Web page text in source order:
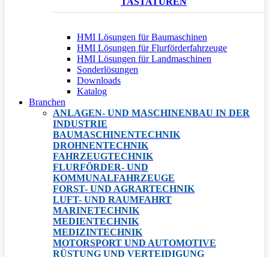
HMI Lösungen für Baumaschinen
HMI Lösungen für Flurförderfahrzeuge
HMI Lösungen für Landmaschinen
Sonderlösungen
Downloads
Katalog
Branchen
ANLAGEN- UND MASCHINENBAU IN DER
INDUSTRIE
BAUMASCHINENTECHNIK
DROHNENTECHNIK
FAHRZEUGTECHNIK
FLURFÖRDER- UND
KOMMUNALFAHRZEUGE
FORST- UND AGRARTECHNIK
LUFT- UND RAUMFAHRT
MARINETECHNIK
MEDIENTECHNIK
MEDIZINTECHNIK
MOTORSPORT UND AUTOMOTIVE
RÜSTUNG UND VERTEIDIGUNG